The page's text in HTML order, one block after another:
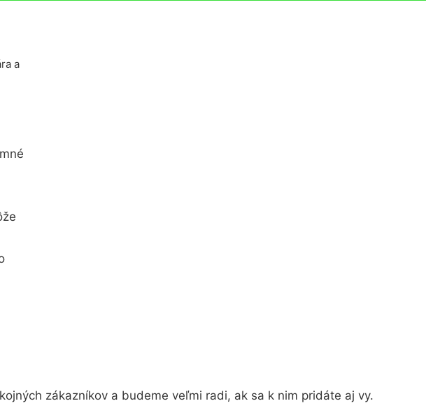
a
zákazníkov a budeme veľmi radi, ak sa k nim pridáte aj vy.